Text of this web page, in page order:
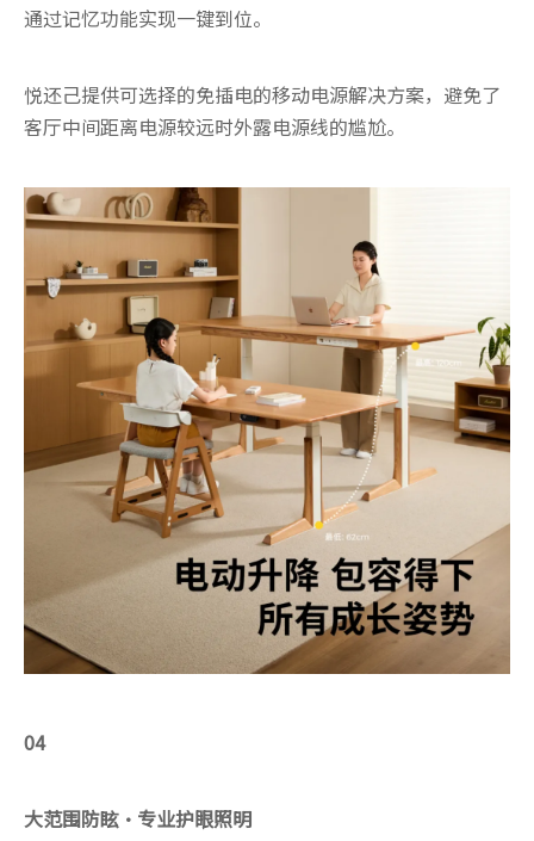
通过记忆功能实现一键到位。
悦还己提供可选择的免插电的移动电源解决方案，避免了
客厅中间距离电源较远时外露电源线的尴尬。
04
大范围防眩·专业护眼照明